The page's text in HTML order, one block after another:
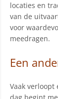
locaties en
van de
voor
meedragen.
Een
Vaak